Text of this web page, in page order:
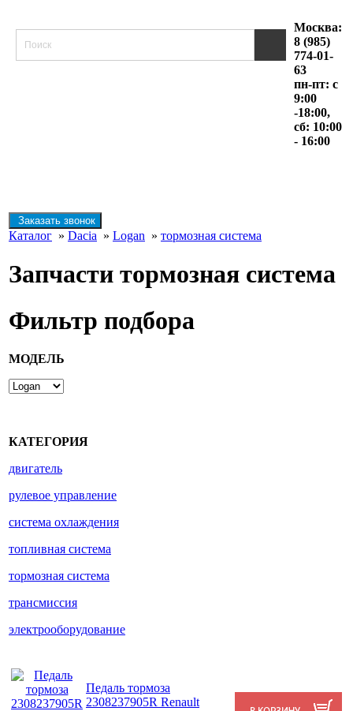
Москва:
8 (985)
774-01-
63
пн-пт: с
9:00
-18:00,
сб: 10:00
- 16:00
Заказать звонок
Каталог » Dacia » Logan » тормозная система
Запчасти тормозная система
Фильтр подбора
МОДЕЛЬ
КАТЕГОРИЯ
двигатель
рулевое управление
система охлаждения
топливная система
тормозная система
трансмиссия
электрооборудование
Педаль тормоза
2308237905R Renault